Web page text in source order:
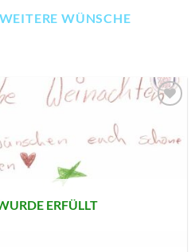
WEITERE WÜNSCHE
MERKLISTE
SETZEN
ERFÜLLT